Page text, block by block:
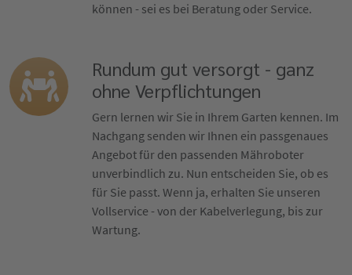
können - sei es bei Beratung oder Service.
Rundum gut versorgt - ganz
ohne Verpflichtungen
Gern lernen wir Sie in Ihrem Garten kennen. Im
Nachgang senden wir Ihnen ein passgenaues
Angebot für den passenden Mähroboter
unverbindlich zu. Nun entscheiden Sie, ob es
für Sie passt. Wenn ja, erhalten Sie unseren
Vollservice - von der Kabelverlegung, bis zur
Wartung.